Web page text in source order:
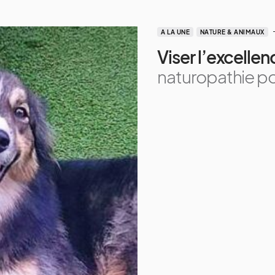
A LA UNE NATURE & ANIMAUX
Viser
naturopathie